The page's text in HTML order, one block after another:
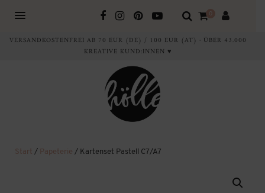
0
VERSANDKOSTENFREI AB 70 EUR (DE) / 100 EUR (AT) · ÜBER 43.000
KREATIVE KUND:INNEN ♥
Start / Papeterie / Kartenset Pastell C7/A7